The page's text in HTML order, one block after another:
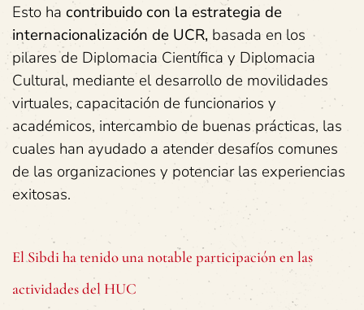
Esto ha contribuido con la estrategia de
internacionalización de UCR, basada en los
pilares de Diplomacia Científica y Diplomacia
Cultural, mediante el desarrollo de movilidades
virtuales, capacitación de funcionarios y
académicos, intercambio de buenas prácticas, las
cuales han ayudado a atender desafíos comunes
de las organizaciones y potenciar las experiencias
exitosas.
El Sibdi ha tenido una notable participación en las
actividades del HUC